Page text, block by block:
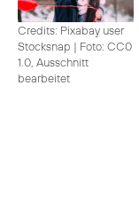
Credits: Pixabay user
Stocksnap | Foto: CC0
1.0, Ausschnitt
bearbeitet